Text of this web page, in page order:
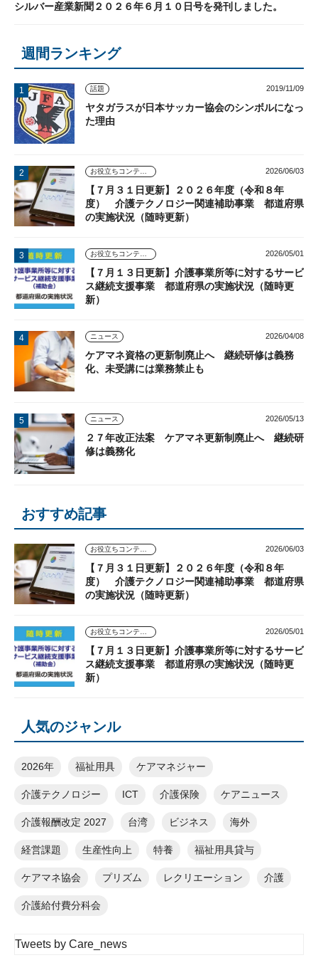
シルバー産業新聞２０２６年６月１０日号を発刊しました。
週間ランキング
話題 2019/11/09
ヤタガラスが日本サッカー協会のシンボルになっ
た理由
2026/06/03
【７月３１日更新】２０２６年度（令和８年
度） 介護テクノロジー関連補助事業 都道府県
の実施状況（随時更新）
2026/05/01
【７月１３日更新】介護事業所等に対するサービ
ス継続支援事業 都道府県の実施状況（随時更
新）
ニュース 2026/04/08
ケアマネ資格の更新制廃止へ 継続研修は義務
化、未受講には業務禁止も
ニュース 2026/05/13
２７年改正法案 ケアマネ更新制廃止へ 継続研
修は義務化
おすすめ記事
2026/06/03
【７月３１日更新】２０２６年度（令和８年
度） 介護テクノロジー関連補助事業 都道府県
の実施状況（随時更新）
2026/05/01
【７月１３日更新】介護事業所等に対するサービ
ス継続支援事業 都道府県の実施状況（随時更
新）
人気のジャンル
2026年 福祉用具 ケアマネジャー
介護テクノロジー ICT 介護保険 ケアニュース
介護報酬改定 2027 台湾 ビジネス 海外
経営課題 生産性向上 特養 福祉用具貸与
ケアマネ協会 プリズム レクリエーション 介護
介護給付費分科会
Tweets by Care_news